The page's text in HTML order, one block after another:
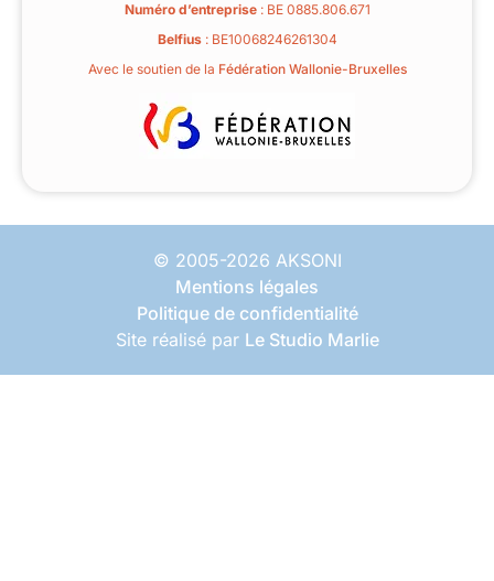
Numéro d’entreprise: BE 0885.806.671
Belfius: BE10068246261304
Avec le soutien de la Fédération Wallonie-Bruxelles
© 2005-2026 AKSONI
Mentions légales
Politique de confidentialité
Site réalisé par Le Studio Marlie